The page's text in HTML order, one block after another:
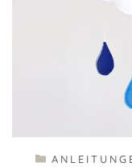
KATEGORIEN